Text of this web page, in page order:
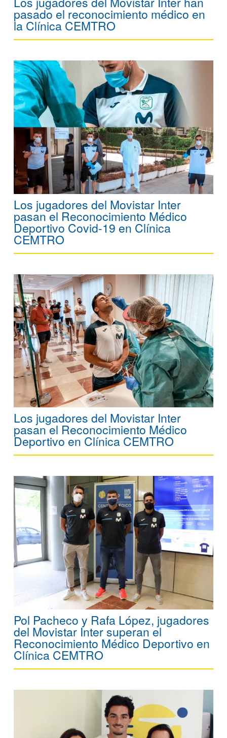
pasado el reconocimiento médico en
la Clínica CEMTRO
Los jugadores del Movistar Inter
pasan el Reconocimiento Médico
Deportivo Covid-19 en Clínica
CEMTRO
Los jugadores del Movistar Inter
pasan el Reconocimiento Médico
Deportivo en Clínica CEMTRO
Pol Pacheco y Rafa López, jugadores
del Movistar Inter superan el
Reconocimiento Médico Deportivo en
Clínica CEMTRO